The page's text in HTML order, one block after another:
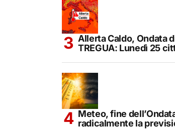
Allerta Caldo, Ondata
TREGUA: Lunedì 25
Meteo, fine
radicalmente la